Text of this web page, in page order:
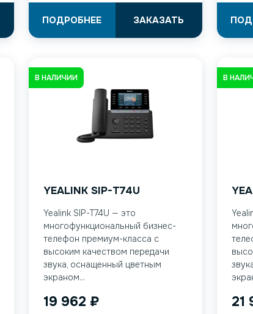
ЗАКАЗАТЬ
ПОДРОБНЕЕ
В НАЛИЧИИ
YEALINK SIP-T74U
Yealink SIP-T74U — это
многофункциональный бизнес-
телефон премиум-класса с
высоким качеством передачи
звука, оснащенный цветным
экраном...
19 962 ₽
В
21